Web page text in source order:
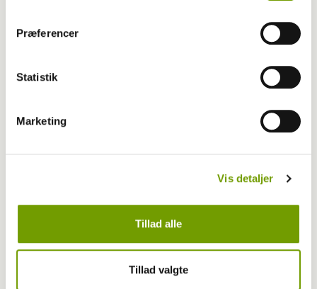
Præferencer
Statistik
Marketing
Vis detaljer
Tillad alle
Tillad valgte
Første bichon havanais med BH-titel